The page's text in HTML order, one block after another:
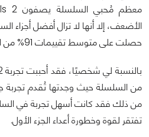
الأضعف، إلا أنها لا تزال أفضل أجزاء
حصلت على متوسط تقييمات 91% من النُقاد عبر موقع Metacritic.
من السلسلة حيث وجدتها تُقدم تجربة
من ذلك فقد كانت أسهل تجربة في
تفتقر لقوة وخطورة أعداء الجزء الأول.